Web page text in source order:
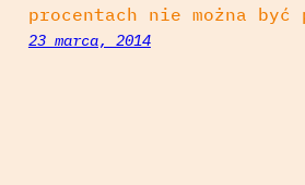
procentach nie można być
23 marca, 2014